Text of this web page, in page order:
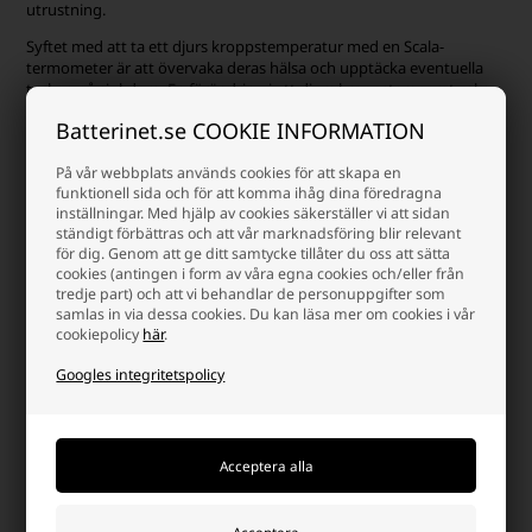
Batterinet.se COOKIE INFORMATION
På vår webbplats används cookies för att skapa en
funktionell sida och för att komma ihåg dina föredragna
inställningar. Med hjälp av cookies säkerställer vi att sidan
ständigt förbättras och att vår marknadsföring blir relevant
för dig. Genom att ge ditt samtycke tillåter du oss att sätta
cookies (antingen i form av våra egna cookies och/eller från
tredje part) och att vi behandlar de personuppgifter som
samlas in via dessa cookies. Du kan läsa mer om cookies i vår
cookiepolicy här.
Googles integritetspolicy
utrustning.
Syftet med att ta ett djurs kroppstemperatur med en Scala-
termometer är att övervaka deras hälsa och upptäcka eventuella
tecken på sjukdom. En förändring i ett djurs kroppstemperatur kan
Scala termometrar kan användas på en mängd olika djur inklusive
hundar, katter, hästar, nötkreatur och andra boskap. Det är viktigt
att följa korrekta procedurer när du tar ett djurs temperatur för att
undvika att skada djuret eller få felaktiga avläsningar. Scala-
termometrar finns i olika storlekar och typer, beroende på djurets
storlek och art, och kan köpas från veterinärer eller djuraffärer.
Digital infraröd termometer
Scala digital termometer är en elektronisk enhet som används för
Digitala termometrar har flera fördelar jämfört med traditionella